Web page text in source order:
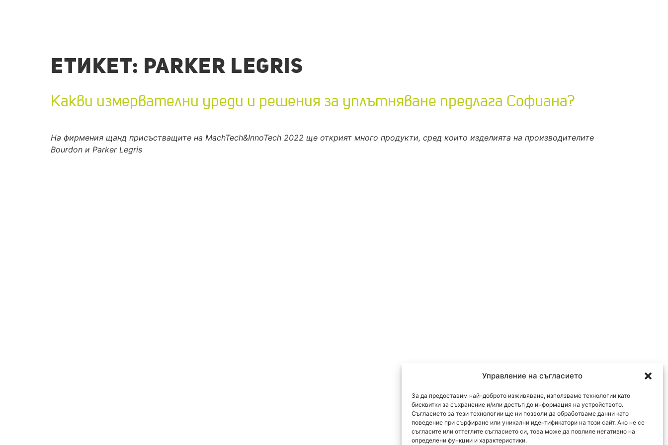
Управление на съгласието
За да предоставим най-доброто изживяване, използваме технологии като
бисквитки за съхранение и/или достъп до информация на устройството.
Съгласието за тези технологии ще ни позволи да обработваме данни като
поведение при сърфиране или уникални идентификатори на този сайт. Ако не се
съгласите или оттеглите съгласието си, това може да повлияе негативно на
определени функции и характеристики.
ЕТИКЕТ: PARKER LEGRIS
Какви измервателни уреди и решения за уплътняване предлага Софиана?
На фирмения щанд присъстващите на MachTech&InnoTech 2022 ще открият много продукти, сред които изделията на производителите
Bourdon и Parker Legris